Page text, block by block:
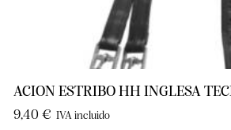
ACION ESTRIBO HH INGLESA
9,40 € IVA incluido